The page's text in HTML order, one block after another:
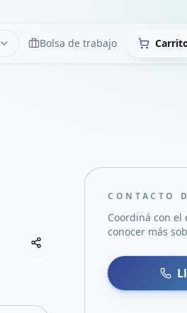
LimpiarBolsa de trabajo
Compartir empresa
Compartir por WhatsApp
Compartir por mail
CONTACTO
Coordiná con el
conocer más